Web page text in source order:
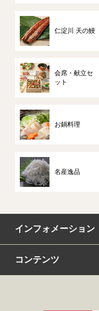
仁淀川 天の鰻
会席・献立セ
ット
お鍋料理
名産逸品
インフォメーション
コンテンツ